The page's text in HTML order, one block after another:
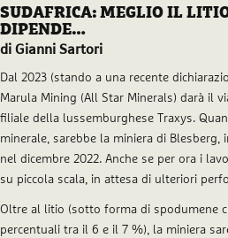
SUDAFRICA: MEGLIO IL
DIPENDE…
di Gianni Sartori
Dal 2023 (stando a una recente
Marula Mining (All Star Minerals) darà il
filiale della lussemburghese Traxys.
minerale, sarebbe la miniera di
nel dicembre 2022. Anche se per ora i
su piccola scala, in attesa di ulteriori
Oltre al litio (sotto forma di spodumene
percentuali tra il 6 e il 7 %), la miniera